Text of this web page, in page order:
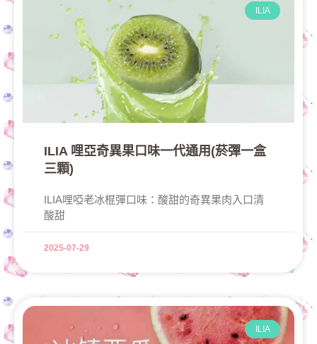
ILIA
ILIA 哩亞奇異果口味一代通用(菸彈一盒
三顆)
ILIA哩啞老冰棍彈口味：酸甜的奇異果肉入口清
酸甜
2025-07-29
ILIA